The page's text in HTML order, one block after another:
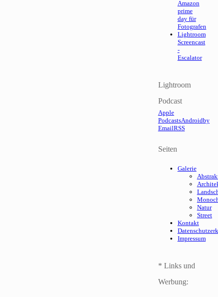
Amazon
prime
day für
Fotografen
Lightroom
Screencast
-
Escalator
Lightroom
Podcast
Apple
PodcastsAndroidby
EmailRSS
Seiten
Galerie
Natur
Street
Kontakt
Impressum
* Links und
Werbung: